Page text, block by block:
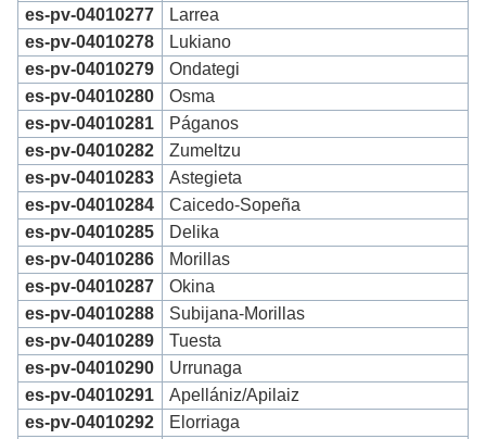
es-pv-04010277
Larrea
es-pv-04010278
Lukiano
es-pv-04010279
Ondategi
es-pv-04010280
Osma
es-pv-04010281
Páganos
es-pv-04010282
Zumeltzu
es-pv-04010283
Astegieta
es-pv-04010284
Caicedo-Sopeña
es-pv-04010285
Delika
es-pv-04010286
Morillas
es-pv-04010287
Okina
es-pv-04010288
Subijana-Morillas
es-pv-04010289
Tuesta
es-pv-04010290
Urrunaga
es-pv-04010291
Apellániz/Apilaiz
es-pv-04010292
Elorriaga